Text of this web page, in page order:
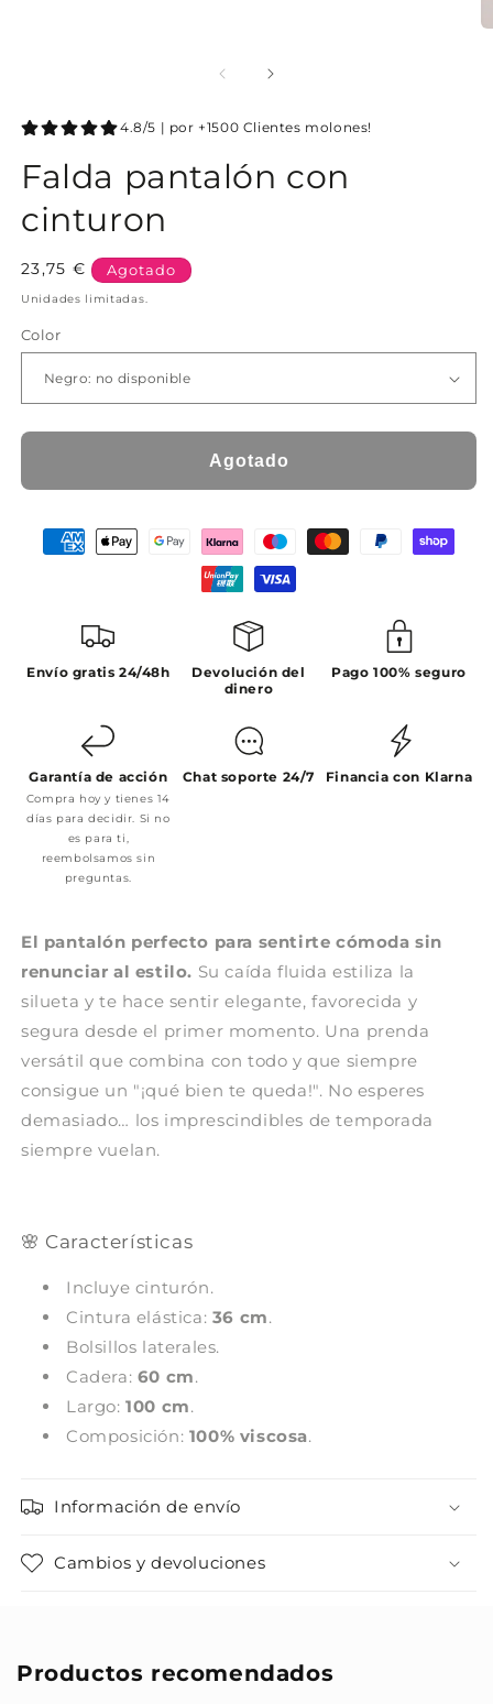
4.8/5 | por +1500 Clientes molones!
Falda pantalón con
cinturon
Precio
habitual
23,75 € Agotado
Unidades limitadas.
Color
Agotado
Envío gratis 24/48h
Devolución del
dinero
Pago 100% seguro
Garantía de acción
Compra hoy y tienes 14
días para decidir. Si no
es para ti,
reembolsamos sin
preguntas.
Chat soporte 24/7 Financia con Klarna
El pantalón perfecto para sentirte cómoda sin
renunciar al estilo. Su caída fluida estiliza la
silueta y te hace sentir elegante, favorecida y
segura desde el primer momento. Una prenda
versátil que combina con todo y que siempre
consigue un "¡qué bien te queda!". No esperes
demasiado… los imprescindibles de temporada
siempre vuelan.
🌸 Características
Incluye cinturón.
Cintura elástica: 36 cm.
Bolsillos laterales.
Cadera: 60 cm.
Largo:100 cm.
Composición: 100% viscosa.
Información de envío
Cambios y devoluciones
Productos recomendados